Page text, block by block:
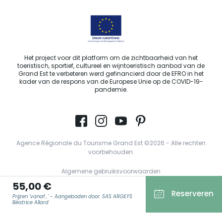
55,00 €
Prijzen 'vanaf...' - Aangeboden door: SAS ARGILYS
Béatrice Allard
Reserveren
Het project voor dit platform om de zichtbaarheid van het
toeristisch, sportief, cultureel en wijntoeristisch aanbod van de
Grand Est te verbeteren werd gefinancierd door de EFRO in het
kader van de respons van de Europese Unie op de COVID-19-
pandemie.
Agence Régionale du Tourisme Grand Est ©2026 - Alle rechten
voorbehouden.
Algemene gebruiksvoorwaarden